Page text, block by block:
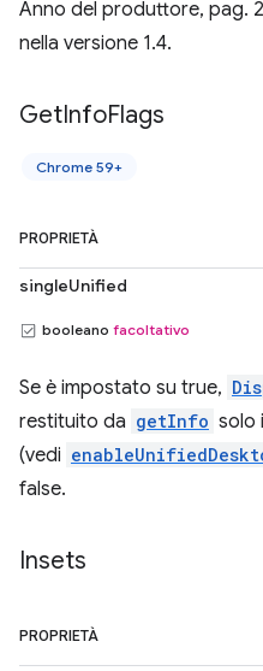
Anno del produttore, pag.
nella versione 1.4.
GetInfoFlags
Chrome 59+
PROPRIETÀ
singleUnified
booleano facoltativo
Se è impostato su true,
restituito da getInfo solo
(vedi
false.
Insets
PROPRIETÀ